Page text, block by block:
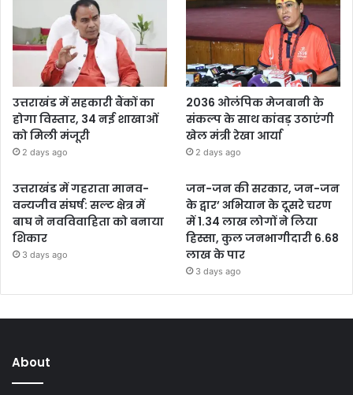
उत्तराखंड में सहकारी बैंकों का
होगा विस्तार, 34 नई शाखाओं
को मिली मंजूरी
2 days ago
2036 ओलंपिक मेजबानी के
संकल्प के साथ कांवड़ उठाएंगी
खेल मंत्री रेखा आर्या
2 days ago
उत्तराखंड में गहराता मानव-
वन्यजीव संघर्ष: सल्ट क्षेत्र में
बाघ ने नवविवाहिता को बनाया
शिकार
3 days ago
जन-जन की सरकार, जन-जन
के द्वार’ अभियान के दूसरे चरण
में 1.34 लाख लोगों ने लिया
हिस्सा, कुल जनभागीदारी 6.68
लाख के पार
3 days ago
About